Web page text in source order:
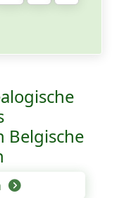
Belgische